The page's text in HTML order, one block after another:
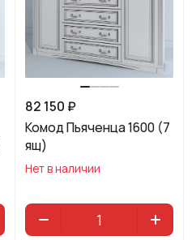
82 150 ₽
Комод Пьяченца 1600 (7
ящ)
Нет в наличии